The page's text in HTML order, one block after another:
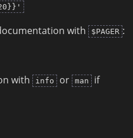
with $PAGER :
with info or man
if